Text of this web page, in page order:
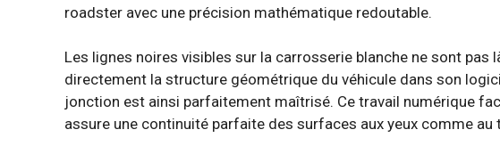
roadster avec une précision mathématique redoutable.
Les lignes noires visibles sur la carrosserie blanche ne sont pas
directement la structure géométrique du véhicule dans son
jonction est ainsi parfaitement maîtrisé. Ce travail numérique
assure une continuité parfaite des surfaces aux yeux comme au